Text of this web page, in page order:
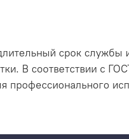
срок службы
В соответствии с
профессионального